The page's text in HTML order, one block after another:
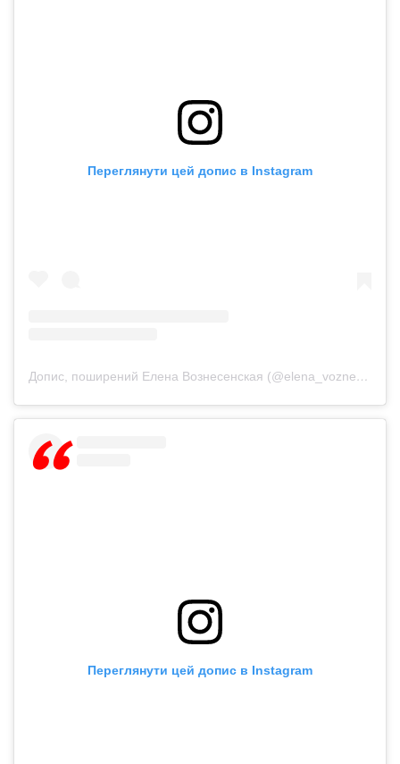
Переглянути цей допис в Instagram
Допис, поширений Елена Вознесенская (@elena_voznesenskaya)
Переглянути цей допис в Instagram